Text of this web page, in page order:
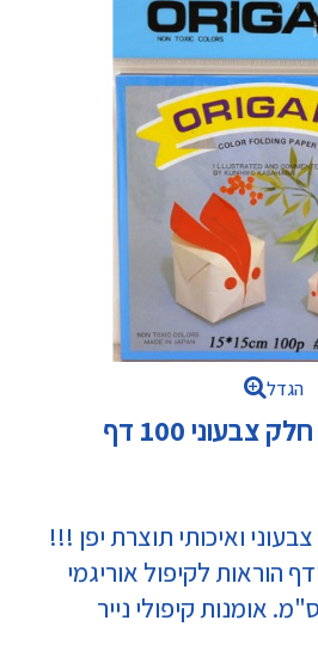
הגדל
צבעוני ואיכותי תוצרת יפן !!!
קיפולי נייר